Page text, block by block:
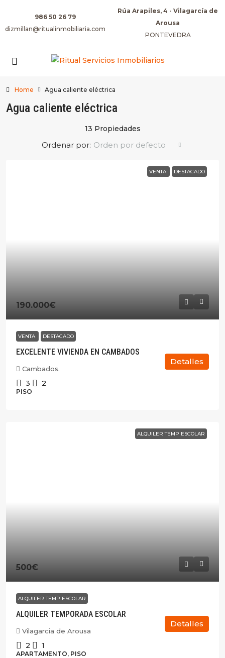
986 50 26 79
dizmillan@ritualinmobiliaria.com
Rúa Arapiles, 4 - Vilagarcía de
Arousa
PONTEVEDRA
Home Agua caliente eléctrica
Agua caliente eléctrica
13 Propiedades
Ordenar por: Orden por defecto
VENTA DESTACADO
190.000€
VENTA DESTACADO
EXCELENTE VIVIENDA EN CAMBADOS
Cambados.
3 2
PISO
Detalles
ALQUILER TEMP ESCOLAR
500€
ALQUILER TEMP ESCOLAR
ALQUILER TEMPORADA ESCOLAR
Vilagarcia de Arousa
2 1
APARTAMENTO, PISO
Detalles